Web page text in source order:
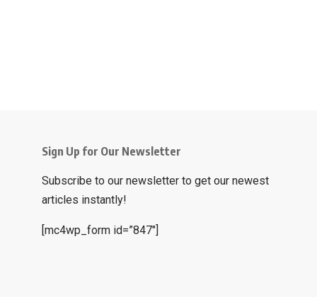
Sign Up for Our Newsletter
Subscribe to our newsletter to get our newest
articles instantly!
[mc4wp_form id=”847″]